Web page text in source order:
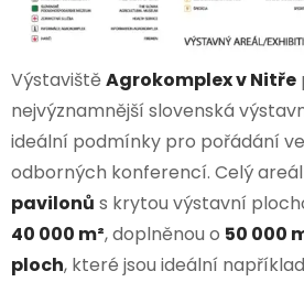
VýstavištěAgrokomplex v Nitře
nejvýznamnější slovenská
ideální podmínky pro pořádání
odborných konferencí. Celý
pavilonů s krytou výstavní
40 000 m², doplněnou o 50 000
ploch, které jsou ideální